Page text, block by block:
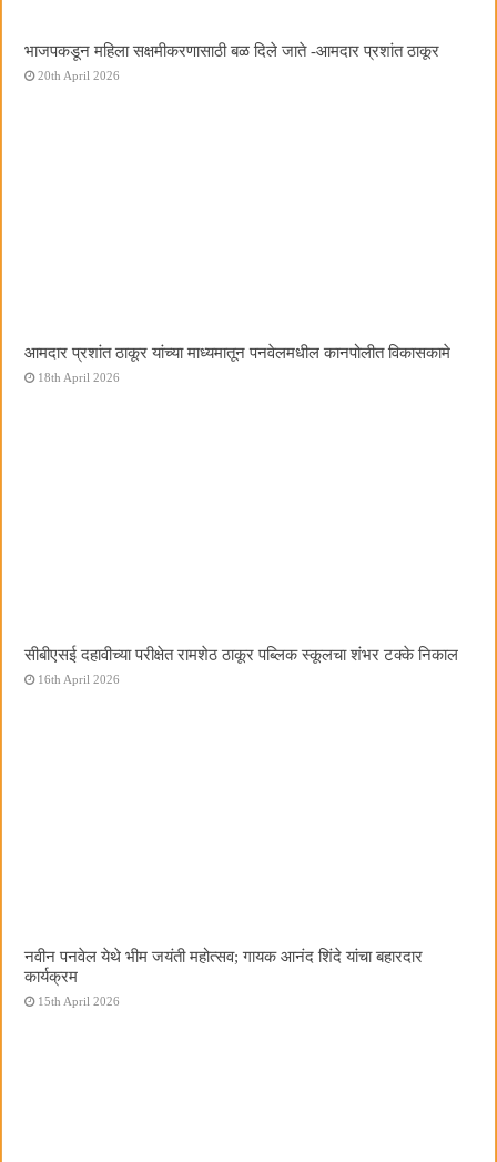
भाजपकडून महिला सक्षमीकरणासाठी बळ दिले जाते -आमदार प्रशांत ठाकूर
20th April 2026
आमदार प्रशांत ठाकूर यांच्या माध्यमातून पनवेलमधील कानपोलीत विकासकामे
18th April 2026
सीबीएसई दहावीच्या परीक्षेत रामशेठ ठाकूर पब्लिक स्कूलचा शंभर टक्के निकाल
16th April 2026
नवीन पनवेल येथे भीम जयंती महोत्सव; गायक आनंद शिंदे यांचा बहारदार
कार्यक्रम
15th April 2026